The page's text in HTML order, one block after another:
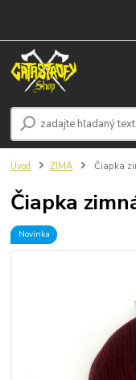
Úvod ZIMA Čiapka
Čiapka
Novinka